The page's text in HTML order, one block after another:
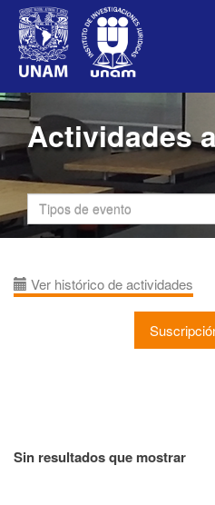
Actividades
Tipos de evento
Ver histórico de actividades
Sin resultados que mostrar